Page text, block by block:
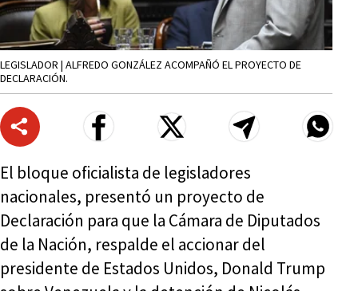
LEGISLADOR | ALFREDO GONZÁLEZ ACOMPAÑÓ EL PROYECTO DE
DECLARACIÓN.
El bloque oficialista de legisladores
nacionales, presentó un proyecto de
Declaración para que la Cámara de Diputados
de la Nación, respalde el accionar del
presidente de Estados Unidos, Donald Trump